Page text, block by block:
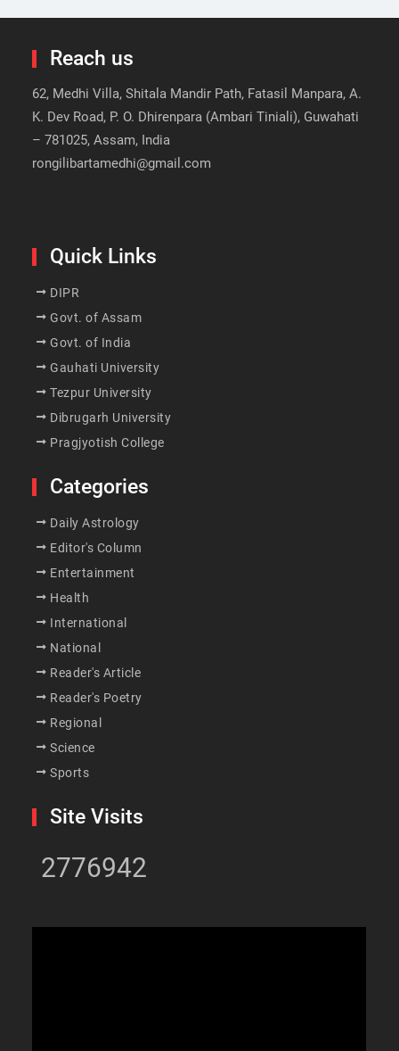
Reach us
62, Medhi Villa, Shitala Mandir Path, Fatasil Manpara, A.
K. Dev Road, P. O. Dhirenpara (Ambari Tiniali), Guwahati
– 781025, Assam, India
rongilibartamedhi@gmail.com
Quick Links
DIPR
Govt. of Assam
Govt. of India
Gauhati University
Tezpur University
Dibrugarh University
Pragjyotish College
Categories
Daily Astrology
Editor's Column
Entertainment
Health
International
National
Reader's Article
Reader's Poetry
Regional
Science
Sports
Site Visits
2776942